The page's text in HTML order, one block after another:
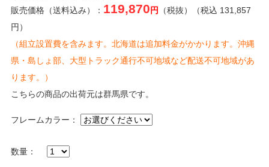
販売価格（送料込み）： 119,870 円
（税抜）（税込 131,857
円）
（組立設置費を含みます。北海道は追加料金がかかります。沖縄
県・島しょ部、大型トラック通行不可地域など配送不可地域があ
ります。）
こちらの商品の出荷元は群馬県です。
フレームカラー：
数量：